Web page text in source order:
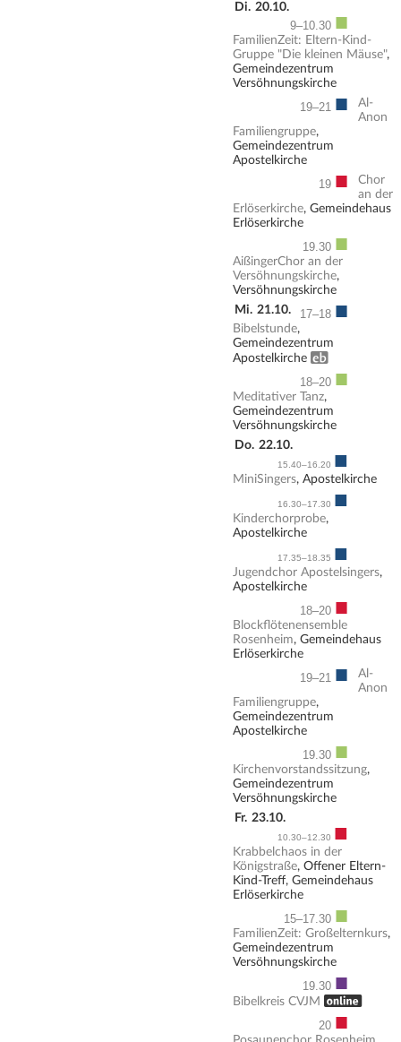
Di. 20.10.
9–10.30 ■
FamilienZeit: Eltern-Kind-
Gruppe "Die kleinen Mäuse",
Gemeindezentrum
Versöhnungskirche
19–21 ■
Al-
Anon
Familiengruppe,
Gemeindezentrum
Apostelkirche
19 ■
Chor
an der
Erlöserkirche, Gemeindehaus
Erlöserkirche
19.30 ■
AißingerChor an der
Versöhnungskirche,
Versöhnungskirche
Mi. 21.10. 17–18 ■
Bibelstunde,
Gemeindezentrum
Apostelkirche Erwachsenenbildung
18–20 ■
Meditativer Tanz,
Gemeindezentrum
Versöhnungskirche
Do. 22.10.
15.40–16.20 ■
MiniSingers, Apostelkirche
16.30–17.30 ■
Kinderchorprobe,
Apostelkirche
17.35–18.35 ■
Jugendchor Apostelsingers,
Apostelkirche
18–20 ■
Blockflötenensemble
Rosenheim, Gemeindehaus
Erlöserkirche
19–21 ■
Al-
Anon
Familiengruppe,
Gemeindezentrum
Apostelkirche
19.30 ■
Kirchenvorstandssitzung,
Gemeindezentrum
Versöhnungskirche
Fr. 23.10.
10.30–12.30 ■
Krabbelchaos in der
Königstraße, Offener Eltern-
Kind-Treff, Gemeindehaus
Erlöserkirche
15–17.30 ■
FamilienZeit: Großelternkurs,
Gemeindezentrum
Versöhnungskirche
19.30 ■
Bibelkreis CVJM
, ONLINE
20 ■